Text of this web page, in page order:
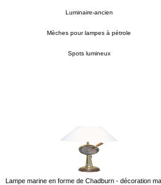
Luminaire-ancien
Mèches pour lampes à pétrole
Spots lumineux
Lampe marine en forme de Chadburn - décoration